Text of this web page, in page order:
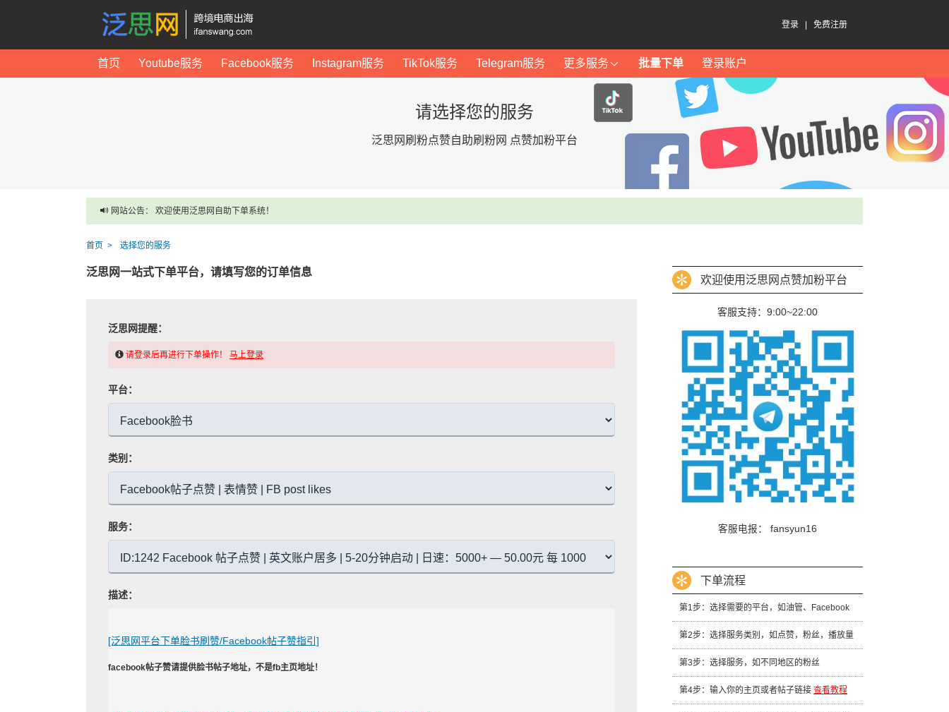
登录 免费注册
首页 Youtube服务 Facebook服务 Instagram服务 TikTok服务 Telegram服务 更多服务 批量下单 登录账户
请选择您的服务
泛思网刷粉点赞自助刷粉网 点赞加粉平台
网站公告： 欢迎使用泛思网自助下单系统！
首页 选择您的服务
泛思网一站式下单平台，请填写您的订单信息
泛思网提醒：
请登录后再进行下单操作！ 马上登录
平台：
类别：
服务：
描述：
[泛思网平台下单脸书刷赞/Facebook帖子赞指引]
facebook帖子赞请提供脸书帖子地址，不是fb主页地址！
欢迎使用泛思网点赞加粉平台
客服支持：9:00~22:00
客服电报： fansyun16
下单流程
第1步：选择需要的平台，如油管、Facebook
第2步：选择服务类别，如点赞，粉丝，播放量
第3步：选择服务，如不同地区的粉丝
第4步：输入你的主页或者帖子链接 查看教程